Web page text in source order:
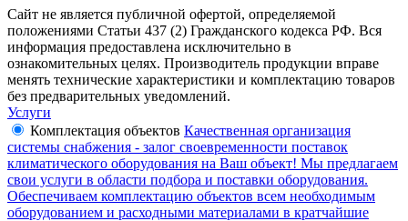
Сайт не является публичной офертой, определяемой
положениями Статьи 437 (2) Гражданского кодекса РФ. Вся
информация предоставлена исключительно в
ознакомительных целях. Производитель продукции вправе
менять технические характеристики и комплектацию товаров
без предварительных уведомлений.
Услуги
Комплектация объектов Качественная организация
системы снабжения - залог своевременности поставок
климатического оборудования на Ваш объект! Мы предлагаем
свои услуги в области подбора и поставки оборудования.
Обеспечиваем комплектацию объектов всем необходимым
оборудованием и расходными материалами в кратчайшие